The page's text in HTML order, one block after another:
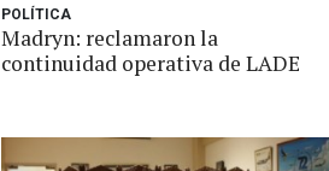
POLÍTICA
Madryn: reclamaron la
continuidad operativa de LADE